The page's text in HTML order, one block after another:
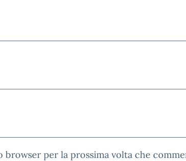
browser per la prossima volta che